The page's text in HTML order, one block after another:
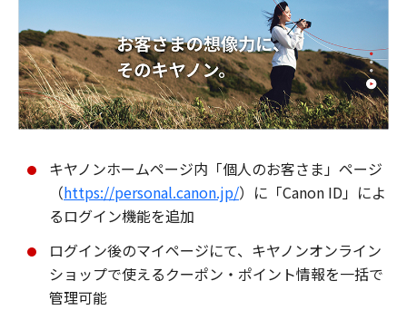
キヤノンホームページ内「個人のお客さま」ページ
（https://personal.canon.jp/）に「Canon ID」によ
るログイン機能を追加
ログイン後のマイページにて、キヤノンオンライン
ショップで使えるクーポン・ポイント情報を一括で
管理可能